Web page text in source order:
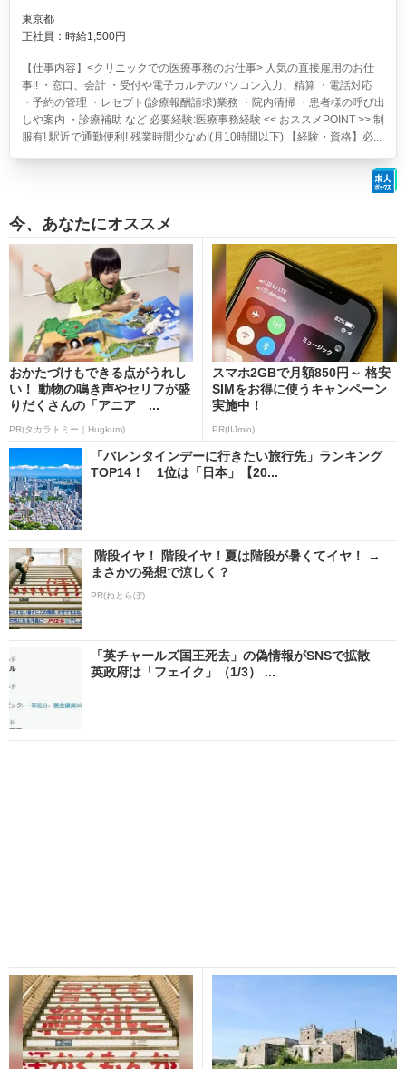
東京都
正社員：時給1,500円
【仕事内容】<クリニックでの医療事務のお仕事> 人気の直接雇用のお仕
事!! ・窓口、会計 ・受付や電子カルテのパソコン入力、精算 ・電話対応
・予約の管理 ・レセプト(診療報酬請求)業務 ・院内清掃 ・患者様の呼び出
しや案内 ・診療補助 など 必要経験:医療事務経験 << おススメPOINT >> 制
服有! 駅近で通勤便利! 残業時間少なめ!(月10時間以下) 【経験・資格】必...
今、あなたにオススメ
おかたづけもできる点がうれし
い！ 動物の鳴き声やセリフが盛
りだくさんの「アニア ...
PR(タカラトミー｜Hugkum)
スマホ2GBで月額850円～ 格安
SIMをお得に使うキャンペーン
実施中！
PR(IIJmio)
「バレンタインデーに行きたい旅行先」ランキング
TOP14！ 1位は「日本」【20...
階段イヤ！ 階段イヤ！夏は階段が暑くてイヤ！ →
まさかの発想で涼しく？
PR(ねとらぼ)
「英チャールズ国王死去」の偽情報がSNSで拡散
英政府は「フェイク」（1/3） ...